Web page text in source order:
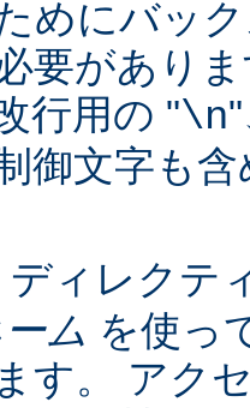
めにバッ
要があり
行用の "\n
御文字も
ディレクテ
ム を使っ
す。 アク